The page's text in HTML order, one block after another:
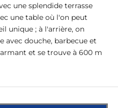
une splendide terrasse
une table où l'on peut
unique ; à l'arrière, on
avec douche, barbecue et
et se trouve à 600 m